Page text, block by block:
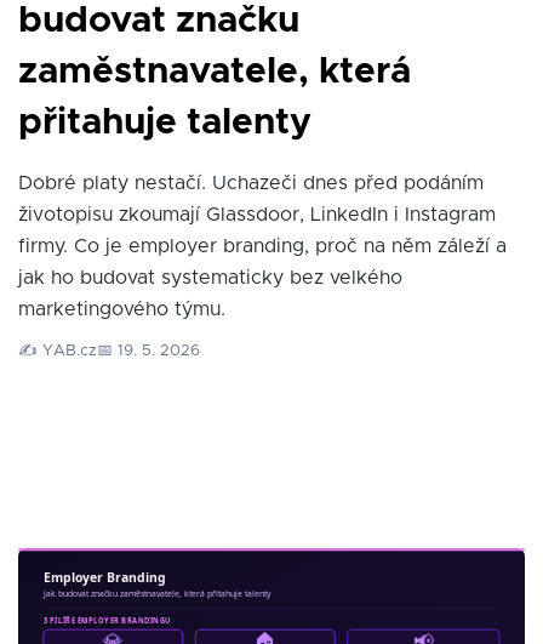
budovat značku
zaměstnavatele, která
přitahuje talenty
Dobré platy nestačí. Uchazeči dnes před podáním
životopisu zkoumají Glassdoor, LinkedIn i Instagram
firmy. Co je employer branding, proč na něm záleží a
jak ho budovat systematicky bez velkého
marketingového týmu.
✍️ YAB.cz📅 19. 5. 2026